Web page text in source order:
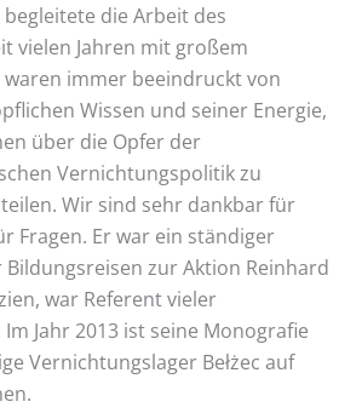
die Arbeit des
vielen Jahren mit großem
waren immer beeindruckt von
Wissen und seiner Energie,
über die Opfer der
Vernichtungspolitik zu
Wir sind sehr dankbar für
Fragen. Er war ein ständiger
zur Aktion Reinhard
war Referent vieler
Jahr 2013 ist seine Monografie
Vernichtungslager Bełżec auf